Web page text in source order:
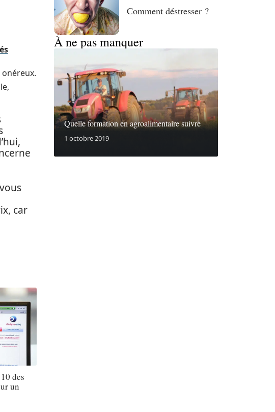
car
des
un
Comment déstresser ?
À ne pas manquer
Quelle formation en agroalimentaire suivre
1 octobre 2019